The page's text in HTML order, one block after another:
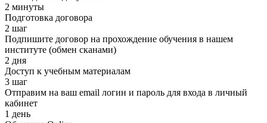
2 минуты
Подготовка договора
2 шаг
Подпишите договор на прохождение обучения в нашем
институте (обмен сканами)
2 дня
Доступ к учебным материалам
3 шаг
Отправим на ваш email логин и пароль для входа в личный
кабинет
1 день